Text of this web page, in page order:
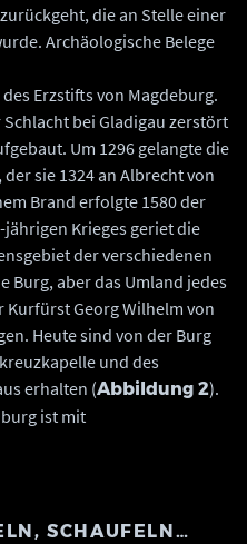
die an Stelle einer
Archäologische Belege
Erzstifts von Magdeburg.
bei Gladigau zerstört
Um 1296 gelangte die
sie 1324 an Albrecht von
Brand erfolgte 1580 der
Krieges geriet die
der verschiedenen
Burg, aber das Umland jedes
Georg Wilhelm von
Heute sind von der Burg
und des
erhalten (Abbildung 2).
ist mit
SCHAUFELN…